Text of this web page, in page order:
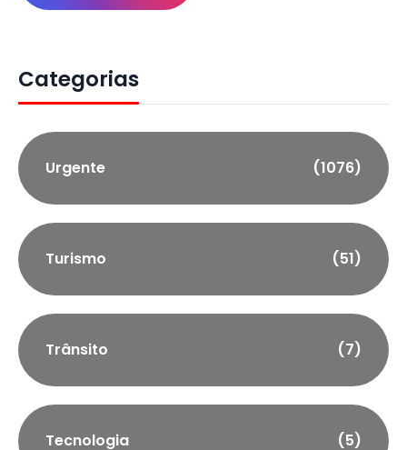
Categorias
Urgente (1076)
Turismo (51)
Trânsito (7)
Tecnologia (5)